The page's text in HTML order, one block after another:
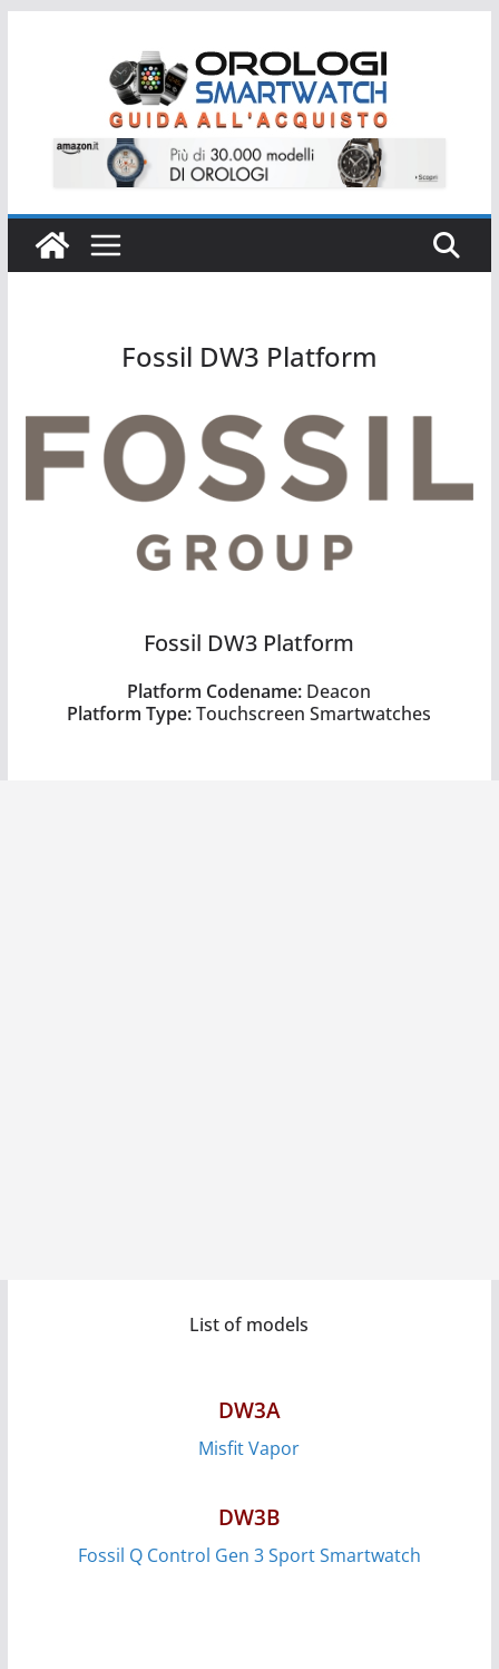
Fossil DW3 Platform
Fossil DW3 Platform
Platform Codename: Deacon
PlatformType:Touchscreen Smartwatches
List of models
DW3A
Misfit Vapor
DW3B
Fossil Q Control Gen 3 Sport Smartwatch